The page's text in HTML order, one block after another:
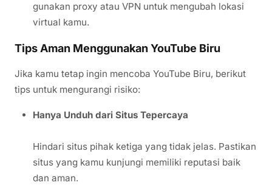
gunakan proxy atau VPN untuk mengubah lokasi
virtual kamu.
Tips Aman Menggunakan YouTube Biru
Jika kamu tetap ingin mencoba YouTube Biru, berikut
tips untuk mengurangi risiko:
Hanya Unduh dari Situs Tepercaya
Hindari situs pihak ketiga yang tidak jelas. Pastikan
situs yang kamu kunjungi memiliki reputasi baik
dan aman.